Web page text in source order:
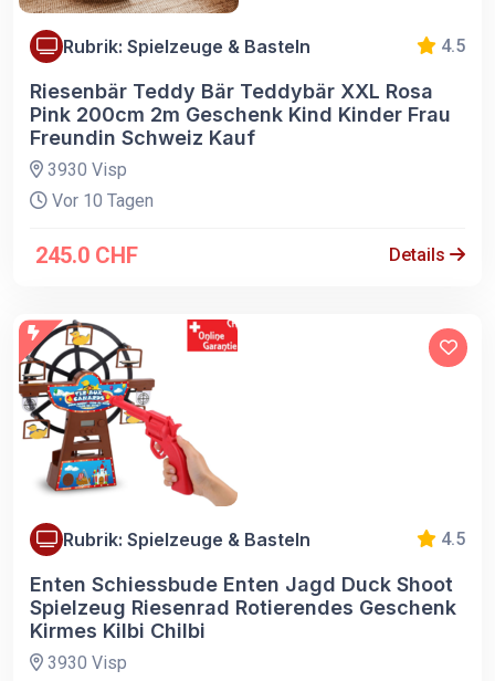
Rubrik: Spielzeuge & Basteln 4.5
Riesenbär Teddy Bär Teddybär XXL Rosa
Pink 200cm 2m Geschenk Kind Kinder Frau
Freundin Schweiz Kauf
3930 Visp
Vor 10 Tagen
245.0 CHF Details
Rubrik: Spielzeuge & Basteln 4.5
Enten Schiessbude Enten Jagd Duck Shoot
Spielzeug Riesenrad Rotierendes Geschenk
Kirmes Kilbi Chilbi
3930 Visp